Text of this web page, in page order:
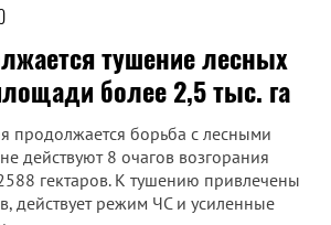
тушение лесных
более 2,5 тыс. га
продолжается борьба с лесными
действуют 8 очагов возгорания
гектаров. К тушению привлечены
действует режим ЧС и усиленные